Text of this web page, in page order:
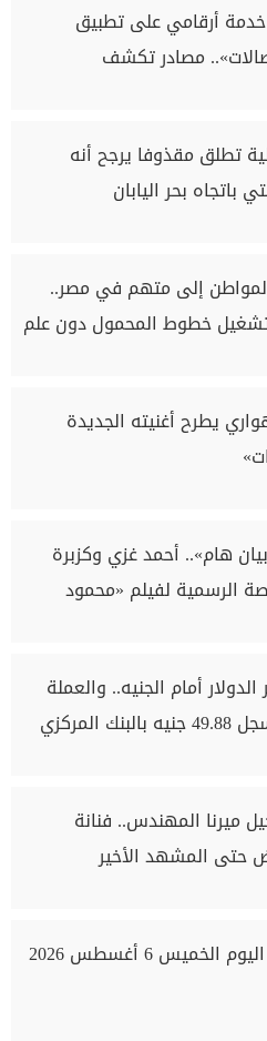
أرقامي على تطبيق
مصادر تكشف
تطلق مقذوفا يرجح أنه
باتجاه بحر اليابان
إلى متهم في مصر..
خطوط المحمول دون علم
يطرح أغنيته الجديدة
هام».. أحمد غزي وكزبرة
الرسمية لفيلم «محمود
أمام الجنيه.. والعملة
المركزي
ميرنا المهندس.. فنانة
حتى المشهد الأخير
سعر الدولار اليوم الخميس 6 أغسطس 2026